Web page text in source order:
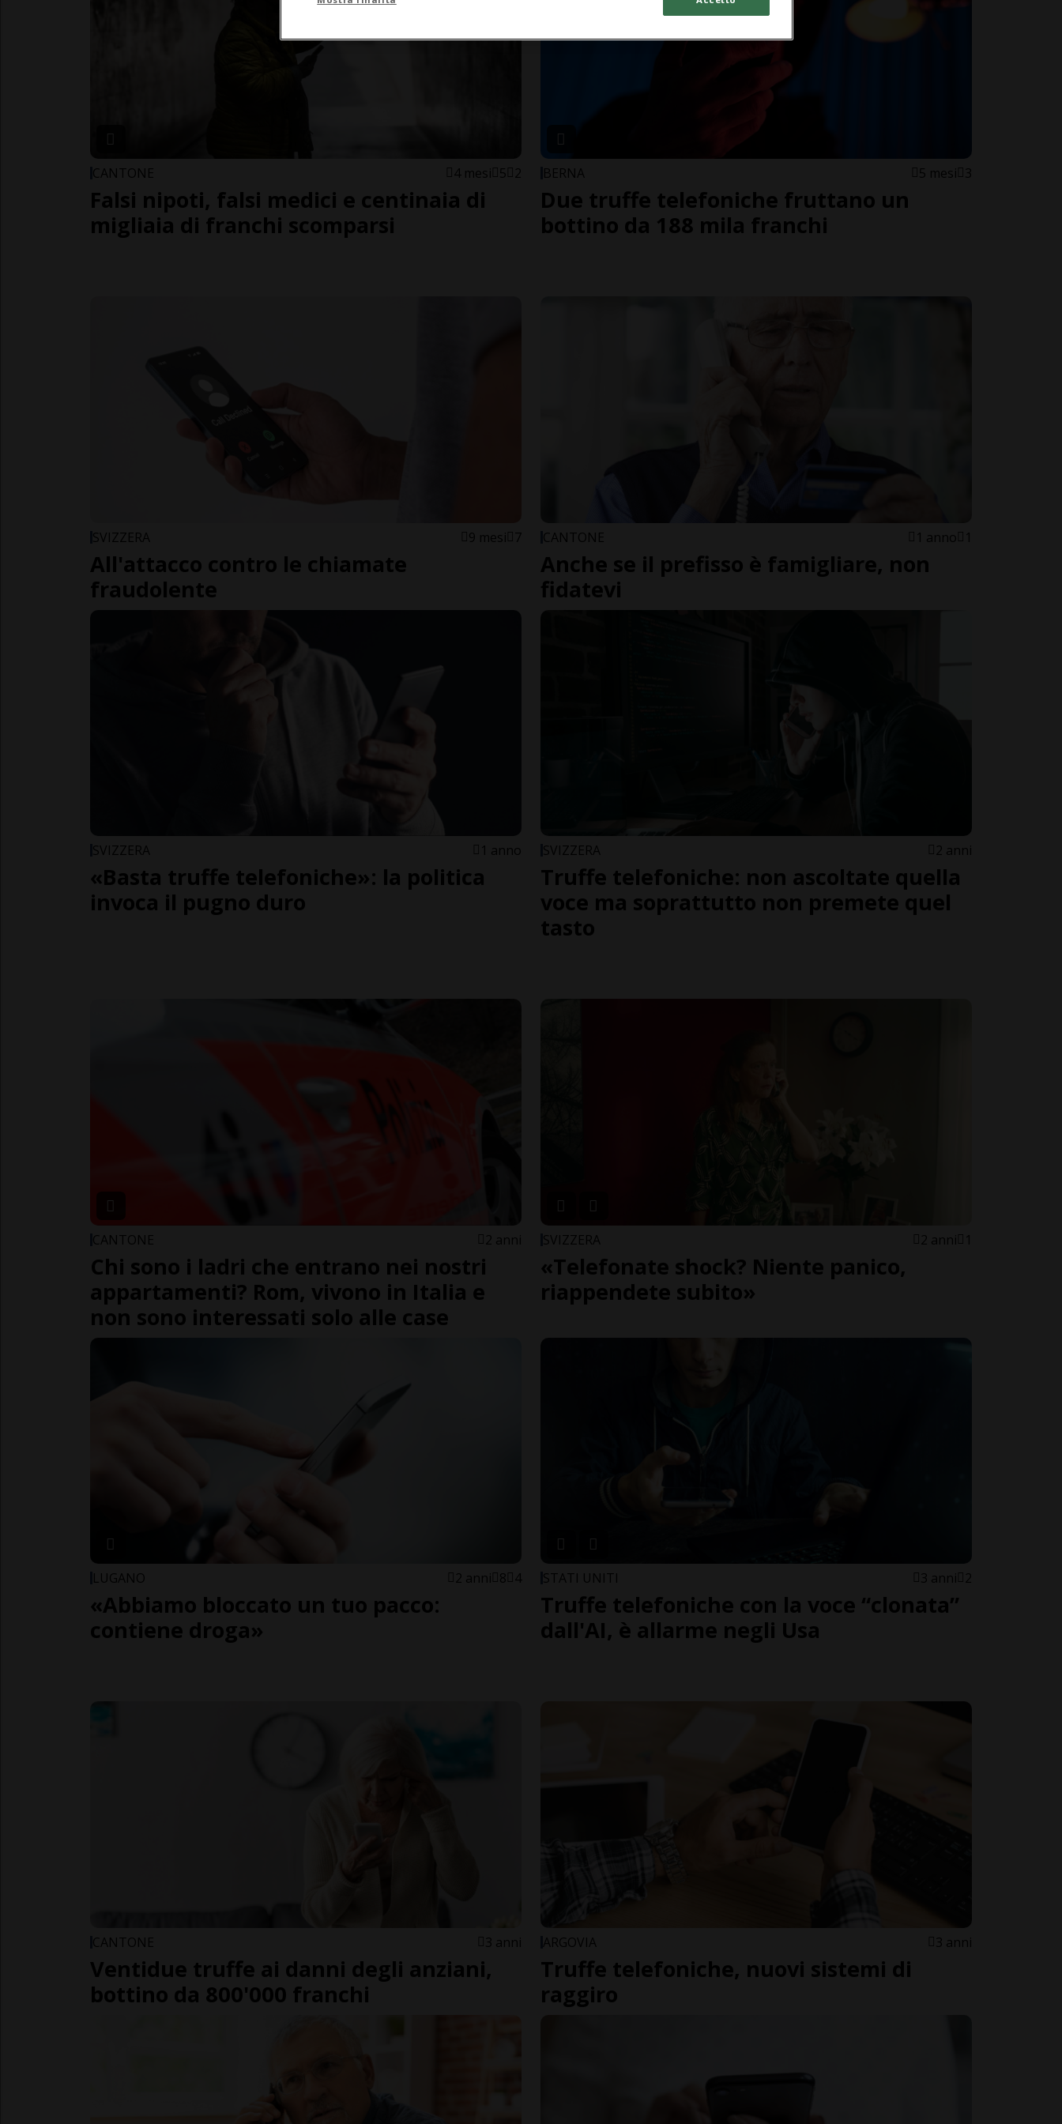
CANTONE 4 mesi 5 2
Falsi nipoti, falsi medici e centinaia di
migliaia di franchi scomparsi
BERNA 5 mesi 3
Due truffe telefoniche fruttano un
bottino da 188 mila franchi
SVIZZERA 9 mesi 7
All'attacco contro le chiamate
fraudolente
CANTONE 1 anno 1
Anche se il prefisso è famigliare, non
fidatevi
SVIZZERA 1 anno
«Basta truffe telefoniche»: la politica
invoca il pugno duro
SVIZZERA 2 anni
Truffe telefoniche: non ascoltate quella
voce ma soprattutto non premete quel
tasto
CANTONE 2 anni
Chi sono i ladri che entrano nei nostri
appartamenti? Rom, vivono in Italia e
non sono interessati solo alle case
SVIZZERA 2 anni 1
«Telefonate shock? Niente panico,
riappendete subito»
LUGANO 2 anni 8 4
«Abbiamo bloccato un tuo pacco:
contiene droga»
STATI UNITI 3 anni 2
Truffe telefoniche con la voce “clonata”
dall'AI, è allarme negli Usa
CANTONE 3 anni
Ventidue truffe ai danni degli anziani,
bottino da 800'000 franchi
ARGOVIA 3 anni
Truffe telefoniche, nuovi sistemi di
raggiro